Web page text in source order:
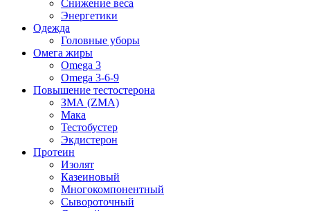
Снижение веса
Энергетики
Одежда
Головные уборы
Омега жиры
Omega 3
Omega 3-6-9
Повышение тестостерона
ЗМА (ZMA)
Мака
Тестобустер
Экдистерон
Протеин
Изолят
Казеиновый
Многокомпонентный
Сывороточный